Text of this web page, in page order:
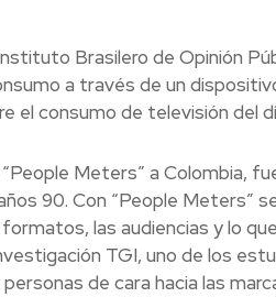
Brasilero de Opinión
a través de un
el consumo de televisión del
Meters” a Colombia,
90. Con “People Meters”
las audiencias y lo
TGI, uno de los
de cara hacia las